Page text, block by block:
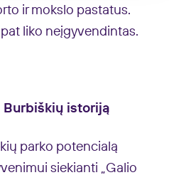
ir mokslo pastatus.
liko neįgyvendintas.
Burbiškių istoriją
parko potencialą
siekianti „Galio